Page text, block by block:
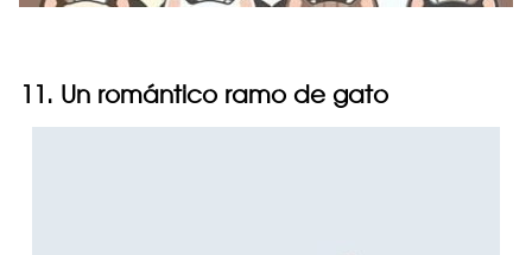
11. Un romántico ramo de gato